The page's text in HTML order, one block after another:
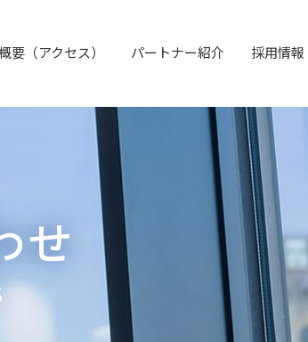
要（アクセス） パートナー紹介 採用情報
せ